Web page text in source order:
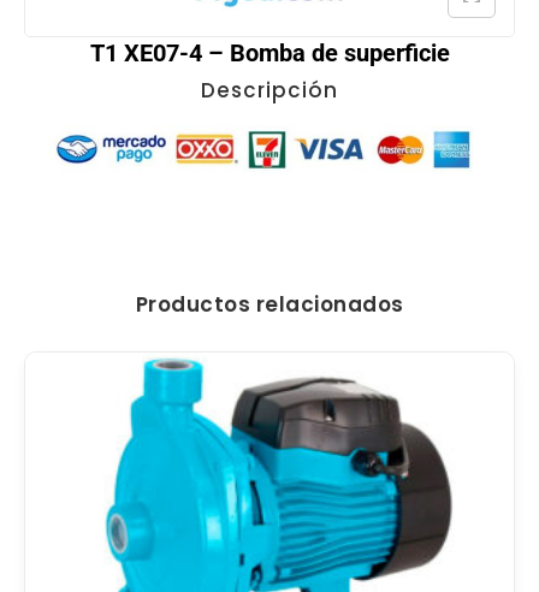
T1 XE07-4 – Bomba de superficie
Descripción
Productos relacionados